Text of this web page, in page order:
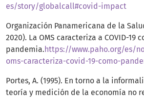
es/story/globalcall#covid-impact
Organización Panamericana de la
2020). La OMS caracteriza a COVID-19
pandemia. https://www.paho.org/es/
oms-caracteriza-covid-19-como-
Portes, A. (1995). En torno a la
teoría y medición de la economía no